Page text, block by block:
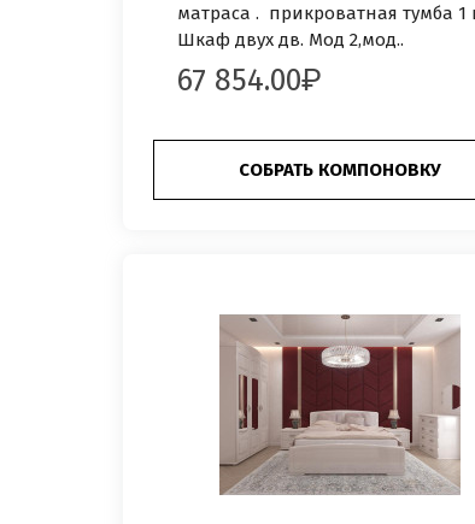
матраса . прикроватная тумба 1
Шкаф двух дв. Мод 2,мод..
67 854.00
СОБРАТЬ КОМПОНОВКУ